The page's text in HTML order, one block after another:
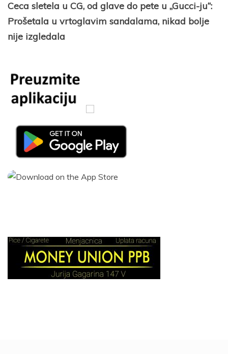
Ceca sletela u CG, od glave do pete u „Gucci-ju“:
Prošetala u vrtoglavim sandalama, nikad bolje
nije izgledala